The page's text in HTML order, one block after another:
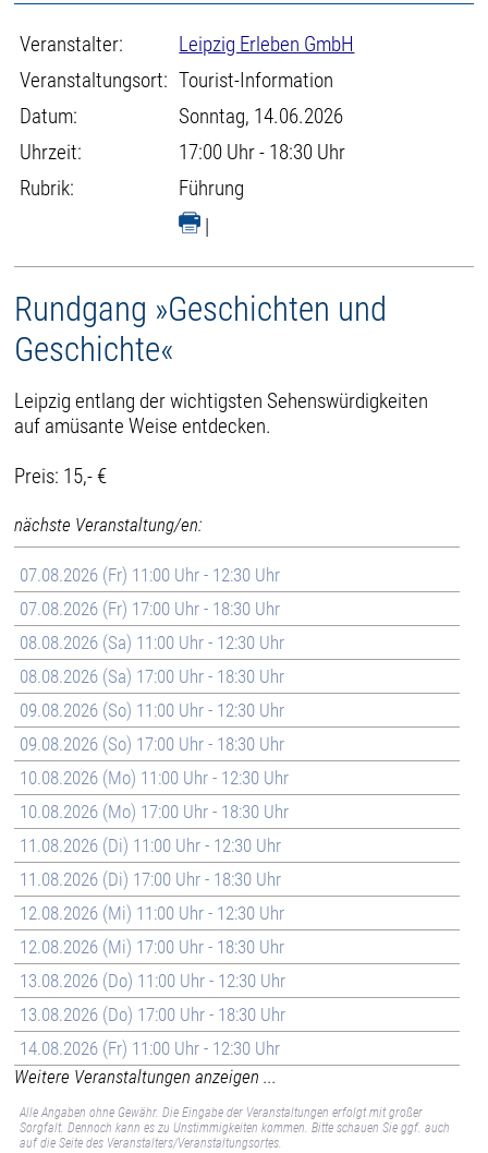
Veranstalter:
Leipzig Erleben GmbH
Veranstaltungsort: Tourist-Information
Datum:
Sonntag, 14.06.2026
Uhrzeit:
17:00 Uhr - 18:30 Uhr
Rubrik:
Führung
|
Rundgang »Geschichten und
Geschichte«
Leipzig entlang der wichtigsten Sehenswürdigkeiten
auf amüsante Weise entdecken.
Preis: 15,- €
nächste Veranstaltung/en:
07.08.2026 (Fr) 11:00 Uhr - 12:30 Uhr
07.08.2026 (Fr) 17:00 Uhr - 18:30 Uhr
08.08.2026 (Sa) 11:00 Uhr - 12:30 Uhr
08.08.2026 (Sa) 17:00 Uhr - 18:30 Uhr
09.08.2026 (So) 11:00 Uhr - 12:30 Uhr
09.08.2026 (So) 17:00 Uhr - 18:30 Uhr
10.08.2026 (Mo) 11:00 Uhr - 12:30 Uhr
10.08.2026 (Mo) 17:00 Uhr - 18:30 Uhr
11.08.2026 (Di) 11:00 Uhr - 12:30 Uhr
11.08.2026 (Di) 17:00 Uhr - 18:30 Uhr
12.08.2026 (Mi) 11:00 Uhr - 12:30 Uhr
12.08.2026 (Mi) 17:00 Uhr - 18:30 Uhr
13.08.2026 (Do) 11:00 Uhr - 12:30 Uhr
13.08.2026 (Do) 17:00 Uhr - 18:30 Uhr
14.08.2026 (Fr) 11:00 Uhr - 12:30 Uhr
Weitere Veranstaltungen anzeigen ...
Alle Angaben ohne Gewähr. Die Eingabe der Veranstaltungen erfolgt mit großer
Sorgfalt. Dennoch kann es zu Unstimmigkeiten kommen. Bitte schauen Sie ggf. auch
auf die Seite des Veranstalters/Veranstaltungsortes.